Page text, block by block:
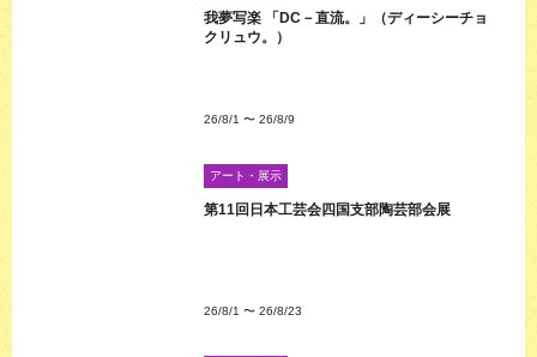
我夢写楽 「DC－直流。」（ディーシーチョ
クリュウ。）
26/8/1 〜 26/8/9
アート・展示
第11回日本工芸会四国支部陶芸部会展
26/8/1 〜 26/8/23